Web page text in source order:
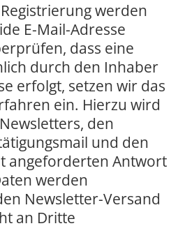
werden
E-Mail-Adresse
dass eine
durch den Inhaber
erfolgt, setzen wir das
ein. Hierzu wird
den
und den
angeforderten Antwort
werden
Newsletter-Versand
an Dritte